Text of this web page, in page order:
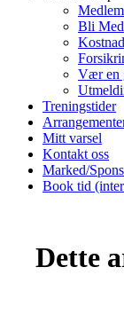
Bli
Vær en
Treningstider
Mitt varsel
Kontakt oss
Marked/Spons
Book tid
Dette